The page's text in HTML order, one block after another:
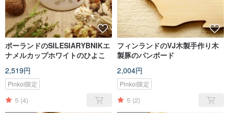
ポーランドのSILESIARYBNIKエ
ナメルカップホワイトのひよこ
2,519円
Pinkoi限定
5 (4)
フィンランドのVJ木製手作り木
製豚のパンボード
2,004円
Pinkoi限定
5 (2)